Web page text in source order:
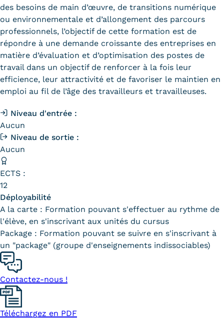
Formations
Trouver votre formation
OFFRE EN BFC
OFFRE NATIONALE
Alternance
Enseignement à distance
Validation des Acquis de
supérieures (VES)
des besoins de main d’œuvre, de transitions numérique
ou environnementale et d’allongement des parcours
professionnels, l’objectif de cette formation est de
répondre à une demande croissante des entreprises en
matière d’évaluation et d’optimisation des postes de
travail dans un objectif de renforcer à la fois leur
efficience, leur attractivité et de favoriser le maintien en
emploi au fil de l’âge des travailleurs et travailleuses.
Niveau d'entrée :
Aucun
Niveau de sortie :
Aucun
ECTS :
12
Déployabilité
A la carte : Formation pouvant s'effectuer au rythme de
l'élève, en s'inscrivant aux unités du cursus
Package : Formation pouvant se suivre en s'inscrivant à
un "package" (groupe d'enseignements indissociables)
Contactez-nous !
Téléchargez en PDF